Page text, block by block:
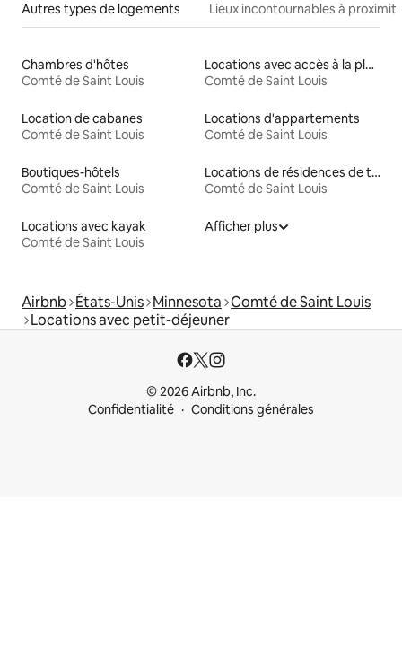
Autres types de logements Lieux incontournables à
Chambres d'hôtes
Comté de Saint Louis
Locations avec accès à la plage
Comté de Saint Louis
Location de cabanes
Comté de Saint Louis
Locations d'appartements
Comté de Saint Louis
Boutiques-hôtels
Comté de Saint Louis
Locations de résidences de tourisme
Comté de Saint Louis
Locations avec kayak
Comté de Saint Louis
Afficher plus
Airbnb États-Unis Minnesota Comté de Saint Louis
Locations avec petit-déjeuner
© 2026 Airbnb, Inc.
Confidentialité
Conditions générales